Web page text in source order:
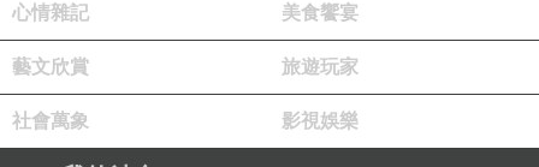
無論在室內
室外皆都是
最佳的時尚
心情雜記 美食饗宴
藝文欣賞 旅遊玩家
社會萬象 影視娛樂